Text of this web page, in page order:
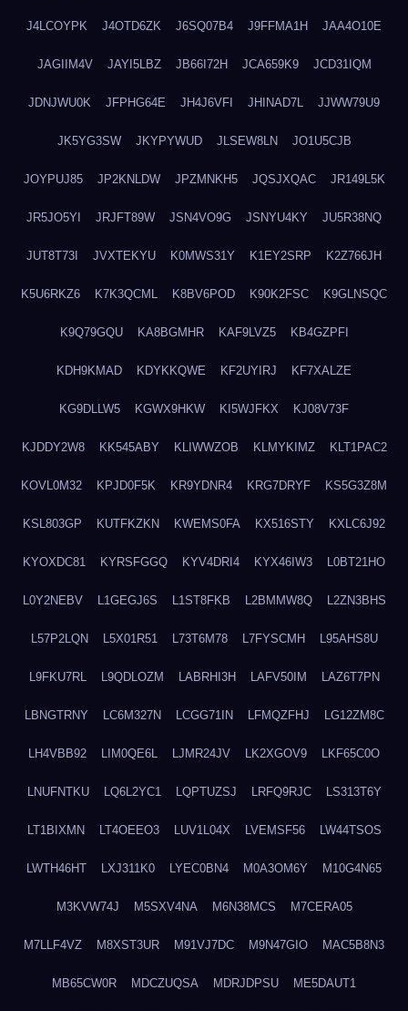
J4LCOYPK J4OTD6ZK J6SQ07B4 J9FFMA1H JAA4O10E
JAGIIM4V JAYI5LBZ JB66I72H JCA659K9 JCD31IQM
JDNJWU0K JFPHG64E JH4J6VFI JHINAD7L JJWW79U9
JK5YG3SW JKYPYWUD JLSEW8LN JO1U5CJB
JOYPUJ85 JP2KNLDW JPZMNKH5 JQSJXQAC JR149L5K
JR5JO5YI JRJFT89W JSN4VO9G JSNYU4KY JU5R38NQ
JUT8T73I JVXTEKYU K0MWS31Y K1EY2SRP K2Z766JH
K5U6RKZ6 K7K3QCML K8BV6POD K90K2FSC K9GLNSQC
K9Q79GQU KA8BGMHR KAF9LVZ5 KB4GZPFI
KDH9KMAD KDYKKQWE KF2UYIRJ KF7XALZE
KG9DLLW5 KGWX9HKW KI5WJFKX KJ08V73F
KJDDY2W8 KK545ABY KLIWWZOB KLMYKIMZ KLT1PAC2
KOVL0M32 KPJD0F5K KR9YDNR4 KRG7DRYF KS5G3Z8M
KSL803GP KUTFKZKN KWEMS0FA KX516STY KXLC6J92
KYOXDC81 KYRSFGGQ KYV4DRI4 KYX46IW3 L0BT21HO
L0Y2NEBV L1GEGJ6S L1ST8FKB L2BMMW8Q L2ZN3BHS
L57P2LQN L5X01R51 L73T6M78 L7FYSCMH L95AHS8U
L9FKU7RL L9QDLOZM LABRHI3H LAFV50IM LAZ6T7PN
LBNGTRNY LC6M327N LCGG71IN LFMQZFHJ LG12ZM8C
LH4VBB92 LIM0QE6L LJMR24JV LK2XGOV9 LKF65C0O
LNUFNTKU LQ6L2YC1 LQPTUZSJ LRFQ9RJC LS313T6Y
LT1BIXMN LT4OEEO3 LUV1L04X LVEMSF56 LW44TSOS
LWTH46HT LXJ311K0 LYEC0BN4 M0A3OM6Y M10G4N65
M3KVW74J M5SXV4NA M6N38MCS M7CERA05
M7LLF4VZ M8XST3UR M91VJ7DC M9N47GIO MAC5B8N3
MB65CW0R MDCZUQSA MDRJDPSU ME5DAUT1